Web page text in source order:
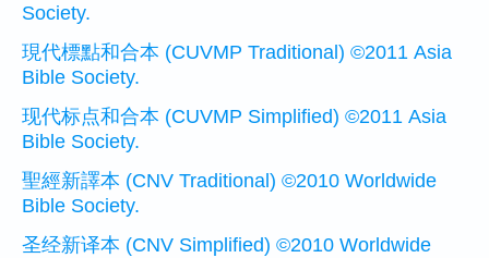
Society.
現代標點和合本 (CUVMP Traditional) ©2011 Asia
Bible Society.
现代标点和合本 (CUVMP Simplified) ©2011 Asia
Bible Society.
聖經新譯本 (CNV Traditional) ©2010 Worldwide
Bible Society.
圣经新译本 (CNV Simplified) ©2010 Worldwide